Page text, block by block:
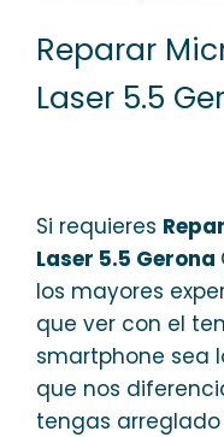
Reparar
Laser 5.5
Si requieres
Laser 5.5 Gerona
los mayores
que ver con el
smartphone sea
que nos
tengas